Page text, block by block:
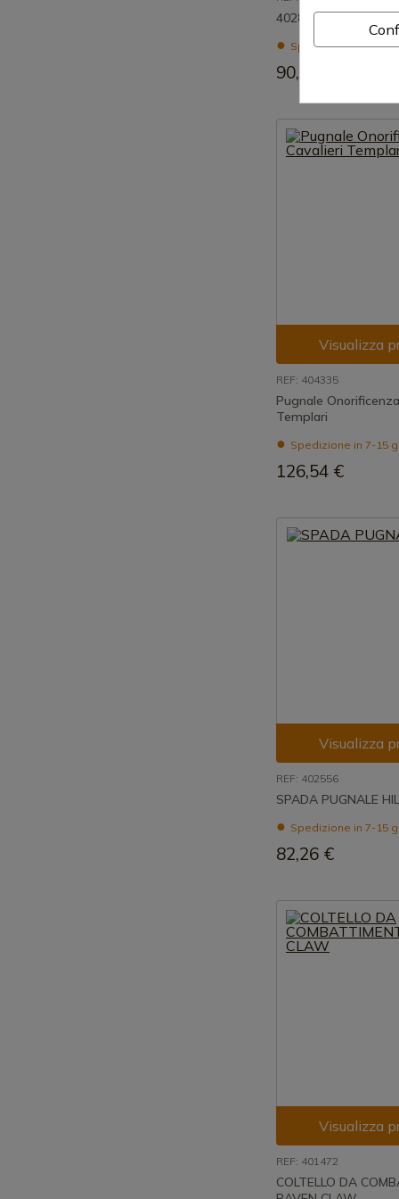
402806 Pugnale
Spedizione in 7-15
90,69 €
Visualizza
REF: 404335
Pugnale
Templari
Spedizione in 7-15
126,54 €
Visualizza
REF: 402556
SPADA PUGNALE
Spedizione in 7-15
82,26 €
Visualizza
REF: 401472
COLTELLO DA